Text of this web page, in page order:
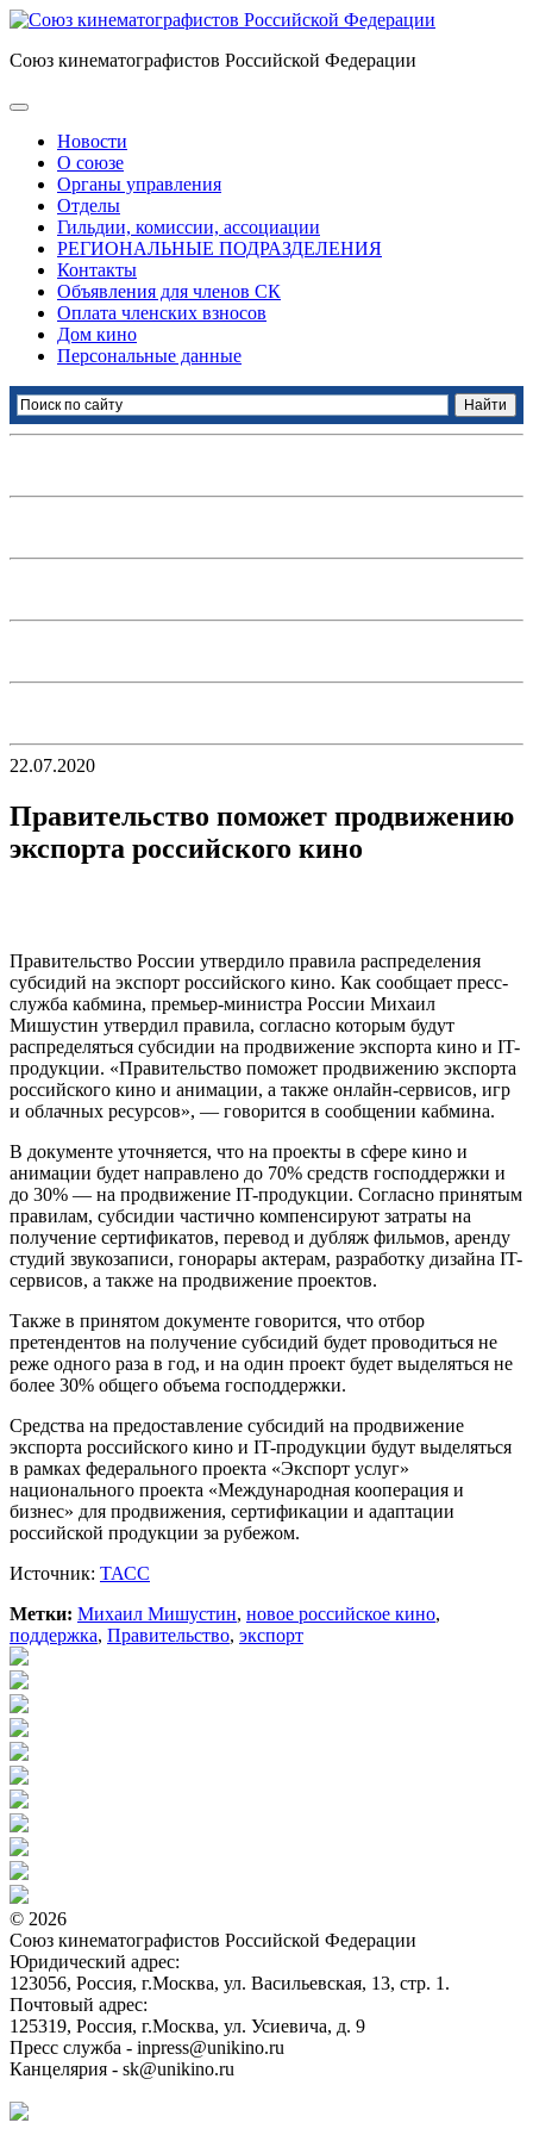
Союз кинематографистов Российской Федерации
Новости
О союзе
Органы управления
Отделы
Гильдии, комиссии, ассоциации
РЕГИОНАЛЬНЫЕ ПОДРАЗДЕЛЕНИЯ
Контакты
Объявления для членов СК
Оплата членских взносов
Дом кино
Персональные данные
22.07.2020
Правительство поможет продвижению
экспорта российского кино
Правительство России утвердило правила распределения
субсидий на экспорт российского кино. Как сообщает пресс-
служба кабмина, премьер-министра России Михаил
Мишустин утвердил правила, согласно которым будут
распределяться субсидии на продвижение экспорта кино и IT-
продукции. «Правительство поможет продвижению экспорта
российского кино и анимации, а также онлайн-сервисов, игр
и облачных ресурсов», — говорится в сообщении кабмина.
В документе уточняется, что на проекты в сфере кино и
анимации будет направлено до 70% средств господдержки и
до 30% — на продвижение IT-продукции. Согласно принятым
правилам, субсидии частично компенсируют затраты на
получение сертификатов, перевод и дубляж фильмов, аренду
студий звукозаписи, гонорары актерам, разработку дизайна IT-
сервисов, а также на продвижение проектов.
Также в принятом документе говорится, что отбор
претендентов на получение субсидий будет проводиться не
реже одного раза в год, и на один проект будет выделяться не
более 30% общего объема господдержки.
Средства на предоставление субсидий на продвижение
экспорта российского кино и IT-продукции будут выделяться
в рамках федерального проекта «Экспорт услуг»
национального проекта «Международная кооперация и
бизнес» для продвижения, сертификации и адаптации
российской продукции за рубежом.
Источник: ТАСС
Метки: Михаил Мишустин, новое российское кино,
поддержка, Правительство, экспорт
© 2026
Союз кинематографистов Российской Федерации
Юридический адрес:
123056, Россия, г.Москва, ул. Васильевская, 13, стр. 1.
Почтовый адрес:
125319, Россия, г.Москва, ул. Усиевича, д. 9
Пресс служба - inpress@unikino.ru
Канцелярия - sk@unikino.ru